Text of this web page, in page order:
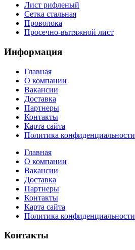
Лист рифленый
Сетка стальная
Проволока
Просечно-вытяжной лист
Информация
Главная
О компании
Вакансии
Доставка
Партнеры
Контакты
Карта сайта
Политика конфиденциальности
Главная
О компании
Вакансии
Доставка
Партнеры
Контакты
Карта сайта
Политика конфиденциальности
Контакты